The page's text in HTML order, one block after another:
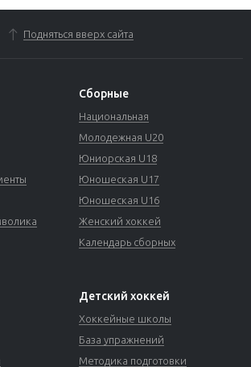
Подняться вверх сайта
Сборные
Национальная
Молодежная U20
Юниорская U18
Юношеская U17
Юношеская U16
Женский хоккей
Календарь сборных
Детский хоккей
Хоккейные школы
База упражнений
Методика подготовки